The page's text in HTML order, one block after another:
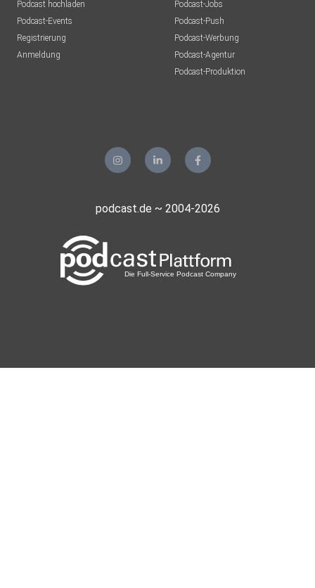
Podcast hochladen
Podcast-Events
Registrierung
Anmeldung
Podcast-Jobs
Podcast-Push
Podcast-Werbung
Podcast-Agentur
Podcast-Produktion
podcast.de ~ 2004-2026